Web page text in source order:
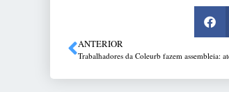
ANTERIOR